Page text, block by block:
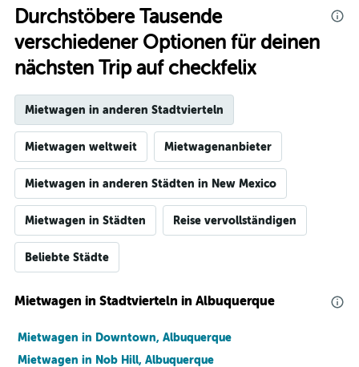
Durchstöbere Tausende
verschiedener Optionen für deinen
nächsten Trip auf checkfelix
Mietwagen in anderen Stadtvierteln
Mietwagen weltweit Mietwagenanbieter
Mietwagen in anderen Städten in New Mexico
Mietwagen in Städten Reise vervollständigen
Beliebte Städte
Mietwagen in Stadtvierteln in Albuquerque
Mietwagen in Downtown, Albuquerque
Mietwagen in Nob Hill, Albuquerque